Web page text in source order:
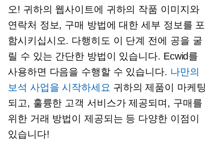
오! 귀하의 웹사이트에 귀하의 작품 이미지와
연락처 정보, 구매 방법에 대한 세부 정보를 포
함시키십시오. 다행히도 이 단계 전에 공을 굴
릴 수 있는 간단한 방법이 있습니다. Ecwid를
사용하면 다음을 수행할 수 있습니다. 나만의
보석 사업을 시작하세요 귀하의 제품이 마케팅
되고, 훌륭한 고객 서비스가 제공되며, 구매를
위한 거래 방법이 제공되는 등 다양한 이점이
있습니다!